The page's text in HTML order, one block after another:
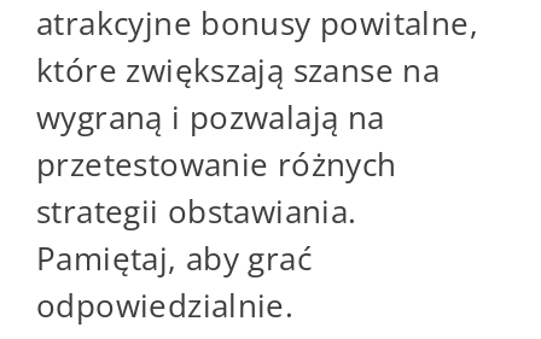
atrakcyjne bonusy powitalne,
które zwiększają szanse na
wygraną i pozwalają na
przetestowanie różnych
strategii obstawiania.
Pamiętaj, aby grać
odpowiedzialnie.